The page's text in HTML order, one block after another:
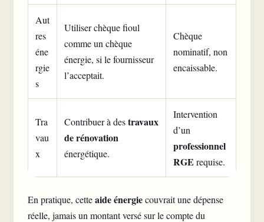
Aut
res
éne
rgie
s
Utiliser chèque fioul
comme un chèque
énergie, si le fournisseur
l’acceptait.
Chèque
nominatif, non
encaissable.
Tra
vau
x
Contribuer à destravaux
de rénovation
énergétique.
Intervention
d’un
professionnel
RGE requise.
En pratique, cetteaide énergiecouvrait une dépense
réelle, jamais un montant versé sur le compte du